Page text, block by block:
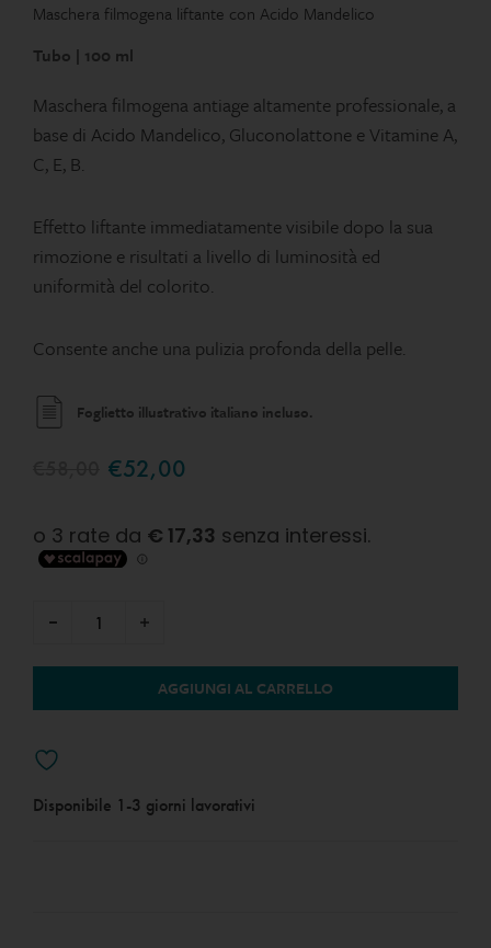
Maschera filmogena liftante con Acido Mandelico
Tubo | 100 ml
Maschera filmogena antiage altamente professionale, a
base di Acido Mandelico, Gluconolattone e Vitamine A,
C, E, B.
Effetto liftante immediatamente visibile dopo la sua
rimozione e risultati a livello di luminosità ed
uniformità del colorito.
Consente anche una pulizia profonda della pelle.
Foglietto illustrativo italiano incluso.
€52,00
AGGIUNGI AL CARRELLO
Disponibile 1-3 giorni lavorativi